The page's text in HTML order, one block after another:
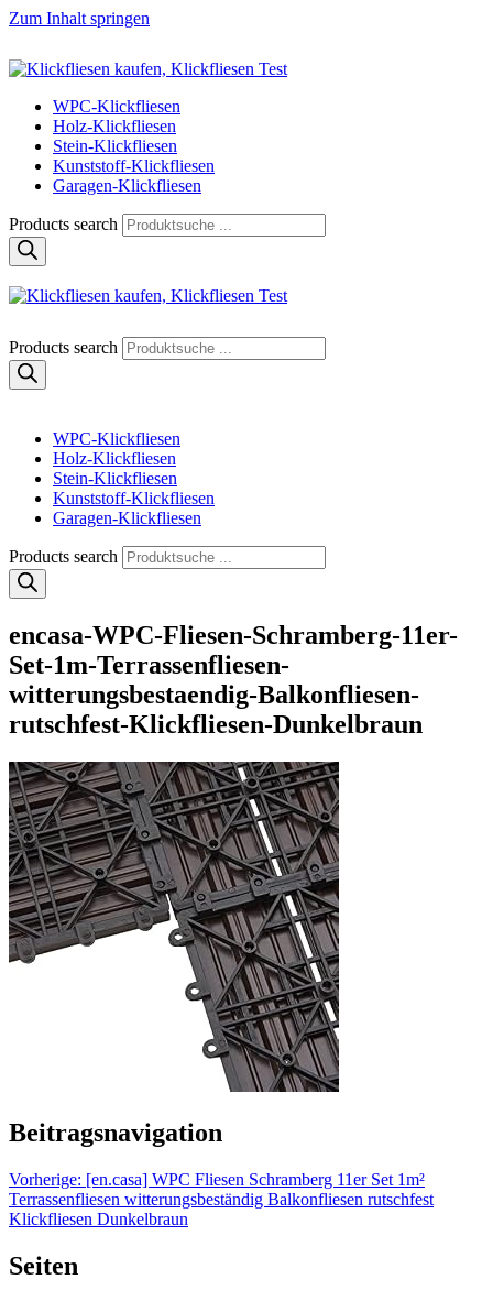
Zum Inhalt springen
Klickfliese | klick-klick-fertig
Klickfliesen online kaufen
WPC-Klickfliesen
Holz-Klickfliesen
Stein-Klickfliesen
Kunststoff-Klickfliesen
Garagen-Klickfliesen
Products search
Klickfliese | klick-klick-fertig
Klickfliesen online kaufen
Products search
WPC-Klickfliesen
Holz-Klickfliesen
Stein-Klickfliesen
Kunststoff-Klickfliesen
Garagen-Klickfliesen
Products search
encasa-WPC-Fliesen-Schramberg-11er-
Set-1m-Terrassenfliesen-
witterungsbestaendig-Balkonfliesen-
rutschfest-Klickfliesen-Dunkelbraun
Beitragsnavigation
Vorherige: [en.casa] WPC Fliesen Schramberg 11er Set 1m²
Terrassenfliesen witterungsbeständig Balkonfliesen rutschfest
Klickfliesen Dunkelbraun
Seiten